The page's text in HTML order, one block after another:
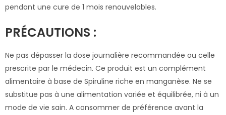
pendant une cure de 1 mois renouvelables.
PRÉCAUTIONS :
Ne pas dépasser la dose journalière recommandée ou celle
prescrite par le médecin. Ce produit est un complément
alimentaire à base de Spiruline riche en manganèse. Ne se
substitue pas à une alimentation variée et équilibrée, ni à un
mode de vie sain. A consommer de préférence avant la